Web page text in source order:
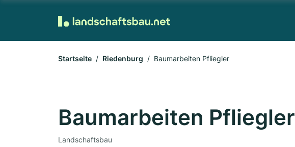
Startseite Riedenburg Baumarbeiten Pfliegler
Baumarbeiten Pfliegler
Landschaftsbau